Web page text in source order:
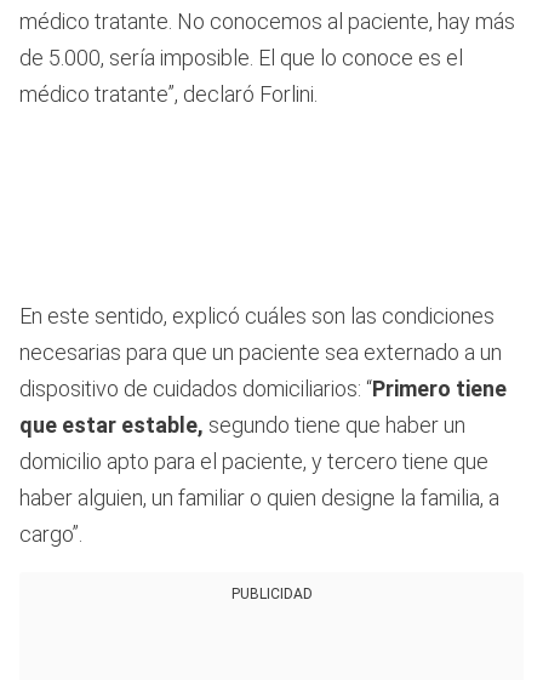
médico tratante. No conocemos al paciente, hay más
de 5.000, sería imposible. El que lo conoce es el
médico tratante”, declaró Forlini.
En este sentido, explicó cuáles son las condiciones
necesarias para que un paciente sea externado a un
dispositivo de cuidados domiciliarios: “Primero tiene
que estar estable, segundo tiene que haber un
domicilio apto para el paciente, y tercero tiene que
haber alguien, un familiar o quien designe la familia, a
cargo”.
PUBLICIDAD